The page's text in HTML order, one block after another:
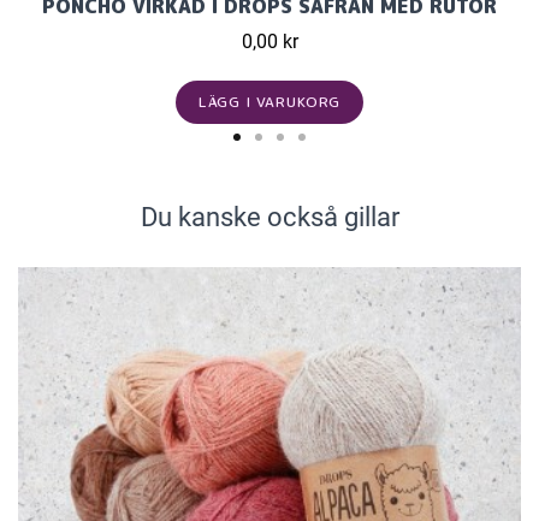
PONCHO VIRKAD I DROPS SAFRAN MED RUTOR
0,00 kr
LÄGG I VARUKORG
Du kanske också gillar